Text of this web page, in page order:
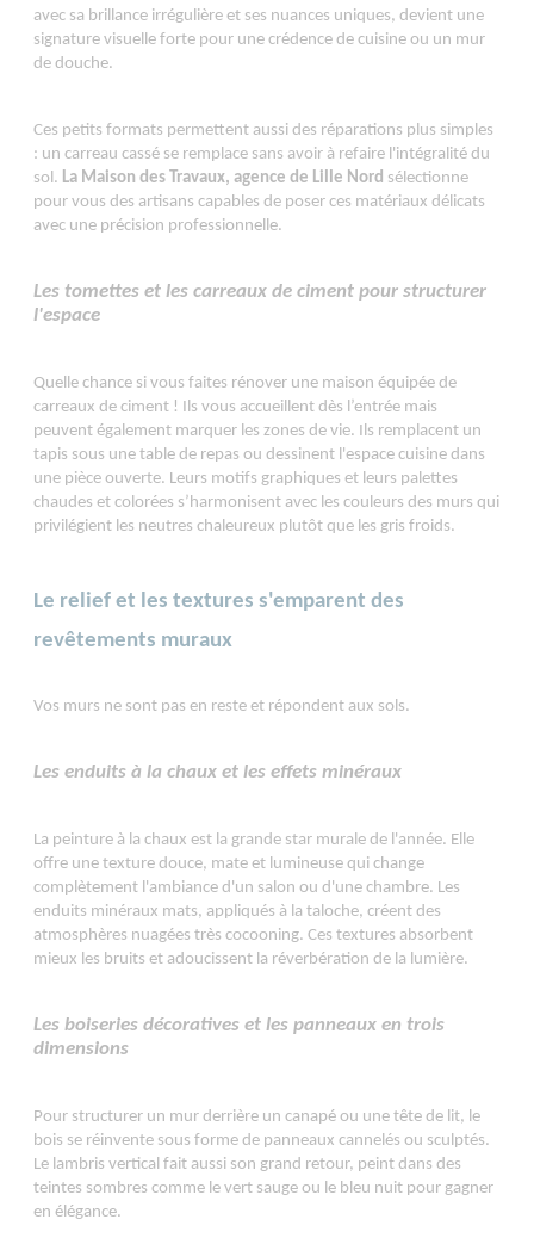
avec sa brillance irrégulière et ses nuances uniques, devient une
signature visuelle forte pour une crédence de cuisine ou un mur
de douche.
Ces petits formats permettent aussi des réparations plus simples
: un carreau cassé se remplace sans avoir à refaire l'intégralité du
sol. La Maison des Travaux, agence de Lille Nord sélectionne
pour vous des artisans capables de poser ces matériaux délicats
avec une précision professionnelle.
Les tomettes et les carreaux de ciment pour structurer
l'espace
Quelle chance si vous faites rénover une maison équipée de
carreaux de ciment ! Ils vous accueillent dès l’entrée mais
peuvent également marquer les zones de vie. Ils remplacent un
tapis sous une table de repas ou dessinent l'espace cuisine dans
une pièce ouverte. Leurs motifs graphiques et leurs palettes
chaudes et colorées s’harmonisent avec les couleurs des murs qui
privilégient les neutres chaleureux plutôt que les gris froids.
Le relief et les textures s'emparent des
revêtements muraux
Vos murs ne sont pas en reste et répondent aux sols.
Les enduits à la chaux et les effets minéraux
La peinture à la chaux est la grande star murale de l'année. Elle
offre une texture douce, mate et lumineuse qui change
complètement l'ambiance d'un salon ou d'une chambre. Les
enduits minéraux mats, appliqués à la taloche, créent des
atmosphères nuagées très cocooning. Ces textures absorbent
mieux les bruits et adoucissent la réverbération de la lumière.
Les boiseries décoratives et les panneaux en trois
dimensions
Pour structurer un mur derrière un canapé ou une tête de lit, le
bois se réinvente sous forme de panneaux cannelés ou sculptés.
Le lambris vertical fait aussi son grand retour, peint dans des
teintes sombres comme le vert sauge ou le bleu nuit pour gagner
en élégance.